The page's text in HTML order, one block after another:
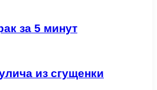
за 5 минут
из сгущенки